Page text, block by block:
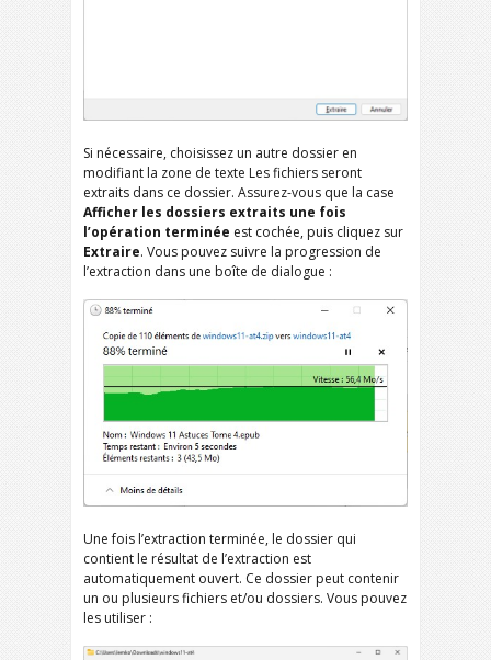
Si nécessaire, choisissez un autre dossier en
modifiant la zone de texte Les fichiers seront
extraits dans ce dossier. Assurez-vous que la case
Afficher les dossiers extraits une fois
l’opération terminée est cochée, puis cliquez sur
Extraire. Vous pouvez suivre la progression de
l’extraction dans une boîte de dialogue :
Une fois l’extraction terminée, le dossier qui
contient le résultat de l’extraction est
automatiquement ouvert. Ce dossier peut contenir
un ou plusieurs fichiers et/ou dossiers. Vous pouvez
les utiliser :